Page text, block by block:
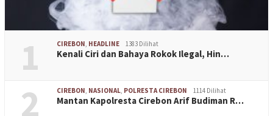
1 CIREBON, HEADLINE 1383 Dilihat
Kenali Ciri dan Bahaya Rokok Ilegal, Hin…
2 CIREBON, NASIONAL, POLRESTA CIREBON 1114 Dilihat
Mantan Kapolresta Cirebon Arif Budiman R…